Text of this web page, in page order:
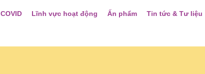
Lĩnh vực hoạt động Ấn phẩm Tin tức & Tư liệu